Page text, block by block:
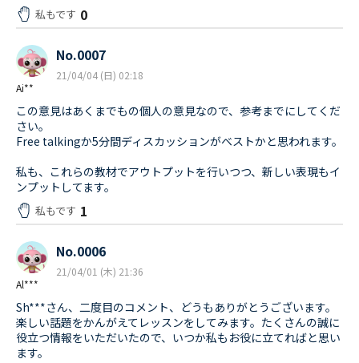
私もです 0
Ai**
No.0007
21/04/04 (日) 02:18
この意見はあくまでもの個人の意見なので、参考までにしてくだ
さい。
Free talkingか5分間ディスカッションがベストかと思われます。
私も、これらの教材でアウトプットを行いつつ、新しい表現もイ
ンプットしてます。
私もです 1
Al***
No.0006
21/04/01 (木) 21:36
Sh***さん、二度目のコメント、どうもありがとうございます。
楽しい話題をかんがえてレッスンをしてみます。たくさんの誠に
役立つ情報をいただいたので、いつか私もお役に立てればと思い
ます。